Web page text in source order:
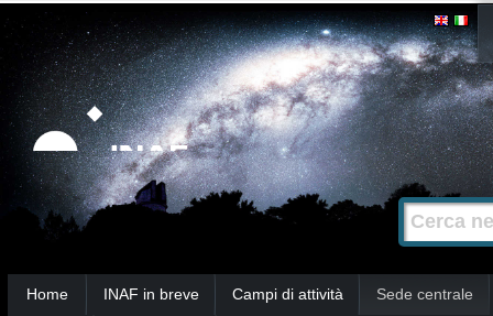
Strumenti
personali
Salta
contenuti.
|
Salta
alla
navigazione
Cerca nel
Ricerca
avanzata…
Home INAF in breve Campi di attività Sede centrale